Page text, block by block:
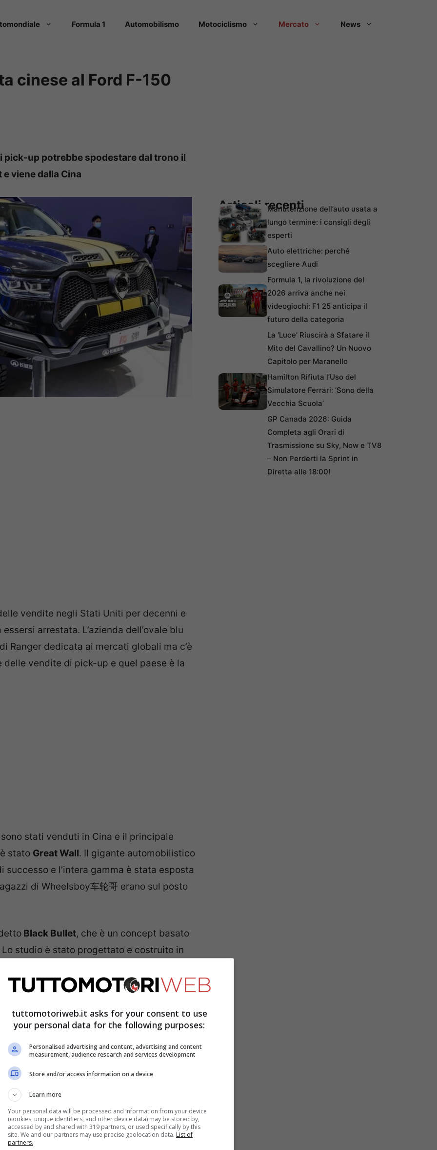
Formula 1 Automobilismo Motociclismo Mercato News
cinese al Ford F-150
pick-up potrebbe spodestare dal trono il
e viene dalla Cina
vendite negli Stati Uniti per decenni e
arrestata. L’azienda dell’ovale blu
Ranger dedicata ai mercati globali ma c’è
delle vendite di pick-up e quel paese è la
stati venduti in Cina e il principale
stato Great Wall. Il gigante automobilistico
e l’intera gamma è stata esposta
di Wheelsboy车轮哥 erano sul posto
Black Bullet, che è un concept basato
studio è stato progettato e costruito in
off-road aftermarket. Le modifiche
snorkel, ruote off-road più grandi,
nuovi paraurti e altro ancora.
Articoli recentiManutenzione dell’auto usata a
lungo termine: i consigli degli
esperti
Auto elettriche: perché
scegliere Audi
Formula 1, la rivoluzione del
2026 arriva anche nei
videogiochi: F1 25 anticipa il
futuro della categoria
La ‘Luce’ Riuscirà a Sfatare il
Mito del Cavallino? Un Nuovo
Capitolo per Maranello
Hamilton Rifiuta l’Uso del
Simulatore Ferrari: ‘Sono della
Vecchia Scuola’
GP Canada 2026: Guida
Completa agli Orari di
Trasmissione su Sky, Now e TV8
– Non Perderti la Sprint in
Diretta alle 18:00!
tuttomotoriweb.it asks for your consent to use
your personal data for the following purposes:
Personalised advertising and content, advertising and content
measurement, audience research and services development
Store and/or access information on a device
Learn more
Your personal data will be processed and information from your device
(cookies, unique identifiers, and other device data) may be stored by,
accessed by and shared with 319 partners, or used specifically by this
site. We and our partners may use precise geolocation data. List of
partners.